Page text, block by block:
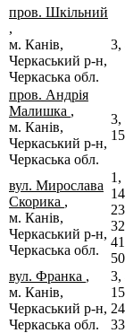
пров. Шкільний
,
м. Канів,
Черкаський р-н,
Черкаська обл.
3,
пров. Андрія
Малишка ,
м. Канів,
Черкаський р-н,
Черкаська обл.
3,
вул. Мирослава
Скорика ,
м. Канів,
Черкаський р-н,
Черкаська обл.
1,
вул. Франка ,
м. Канів,
Черкаський р-н,
Черкаська обл.
3,